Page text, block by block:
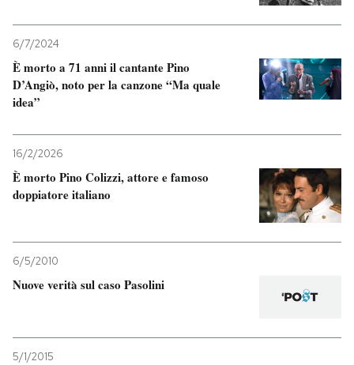
I MIEI PREFERITI
SHOP
CALENDARIO
AREA PERSONALE
6/7/2024
È morto a 71 anni il cantante Pino
D’Angiò, noto per la canzone “Ma quale
idea”
16/2/2026
È morto Pino Colizzi, attore e famoso
doppiatore italiano
6/5/2010
Nuove verità sul caso Pasolini
5/1/2015